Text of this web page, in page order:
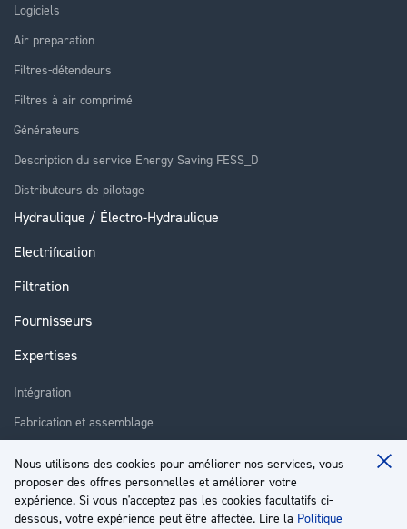
Nous utilisons des cookies pour améliorer nos services, vous
proposer des offres personnelles et améliorer votre
expérience. Si vous n'acceptez pas les cookies facultatifs ci-
dessous, votre expérience peut être affectée. Lire la Politique
Logiciels
Air preparation
Filtres-détendeurs
Filtres à air comprimé
Générateurs
Description du service Energy Saving FESS_D
Distributeurs de pilotage
Hydraulique / Électro-Hydraulique
Electrification
Filtration
Fournisseurs
Expertises
Intégration
Fabrication et assemblage
Réparation
Formation